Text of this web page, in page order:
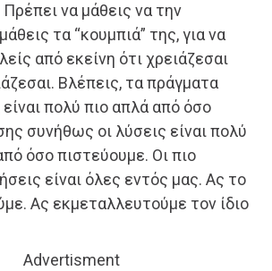
Πρέπει να μάθεις να την
τα “κουμπιά” της, για να
από εκείνη ότι χρειάζεσαι
Βλέπεις, τα πράγματα
πολύ πιο απλά από όσο
συνήθως οι λύσεις είναι πολύ
όσο πιστεύουμε. Οι πιο
είναι όλες εντός μας. Ας το
Ας εκμεταλλευτούμε τον ίδιο
Advertisment